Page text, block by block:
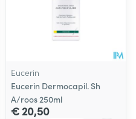
Eucerin
Eucerin Dermocapil. Sh
A/roos 250ml
€ 20,50